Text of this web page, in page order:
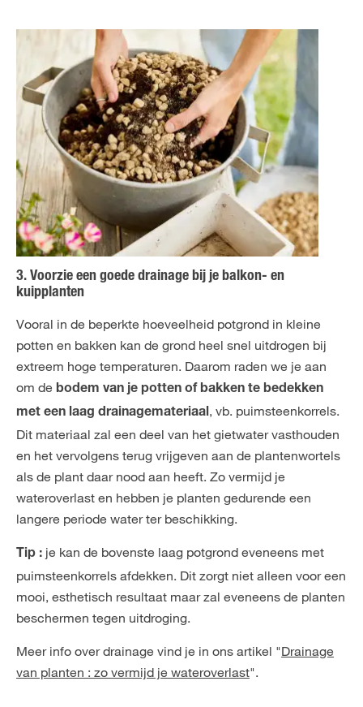
3. Voorzie een goede drainage bij je balkon- en
kuipplanten
Vooral in de beperkte hoeveelheid potgrond in kleine
potten en bakken kan de grond heel snel uitdrogen bij
extreem hoge temperaturen. Daarom raden we je aan
om de bodem van je potten of bakken te bedekken
met een laag drainagemateriaal, vb. puimsteenkorrels.
Dit materiaal zal een deel van het gietwater vasthouden
en het vervolgens terug vrijgeven aan de plantenwortels
als de plant daar nood aan heeft. Zo vermijd je
wateroverlast en hebben je planten gedurende een
langere periode water ter beschikking.
Tip : je kan de bovenste laag potgrond eveneens met
puimsteenkorrels afdekken. Dit zorgt niet alleen voor een
mooi, esthetisch resultaat maar zal eveneens de planten
beschermen tegen uitdroging.
Meer info over drainage vind je in ons artikel "Drainage
van planten : zo vermijd je wateroverlast".